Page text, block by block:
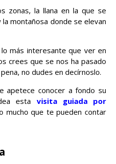
zonas, la llana en la que se
montañosa donde se elevan
más interesante que ver en
crees que se nos ha pasado
no dudes en decírnoslo.
apetece conocer a fondo su
esta visita guiada por
mucho que te pueden contar